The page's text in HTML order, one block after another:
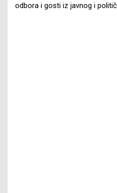
odbora i gosti iz javnog i